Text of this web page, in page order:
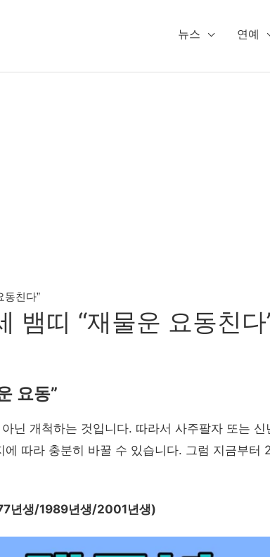
뉴스 연예
동친다”
뱀띠 “재물운 요동친다
요동”
닌 개척하는 것입니다. 따라서 사주팔자 또는 신
따라 충분히 바꿀 수 있습니다. 그럼 지금부터
년생/1989년생/2001년생)